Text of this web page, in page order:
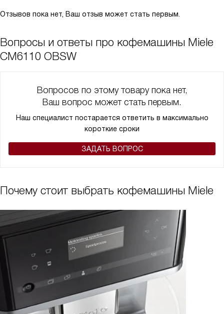
Отзывов пока нет, Ваш отзыв может стать первым.
Вопросы и ответы про кофемашины Miele
CM6110 OBSW
Вопросов по этому товару пока нет,
Ваш вопрос может стать первым.
Наш специалист постарается ответить в максимально
короткие сроки
ЗАДАТЬ ВОПРОС
Почему стоит выбрать кофемашины Miele